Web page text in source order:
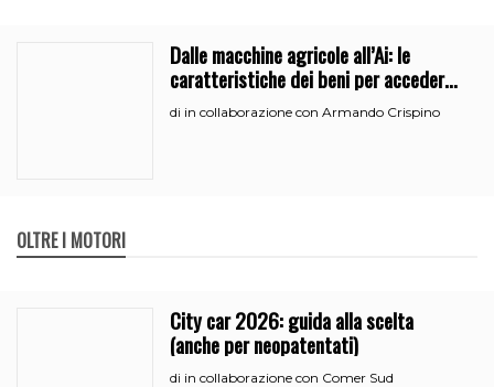
Dalle macchine agricole all’Ai: le
caratteristiche dei beni per accedere
all’iperammortamento
di in collaborazione con Armando Crispino
OLTRE I MOTORI
City car 2026: guida alla scelta
(anche per neopatentati)
di in collaborazione con Comer Sud